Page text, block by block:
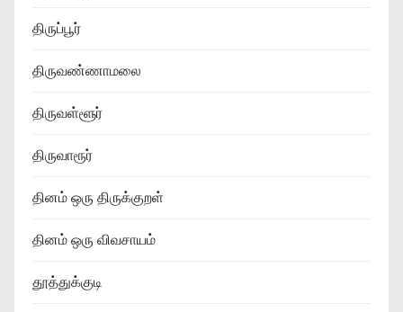
திருப்பூர்
திருவண்ணாமலை
திருவள்ளூர்
திருவாரூர்
தினம் ஒரு திருக்குறள்
தினம் ஒரு விவசாயம்
தூத்துக்குடி